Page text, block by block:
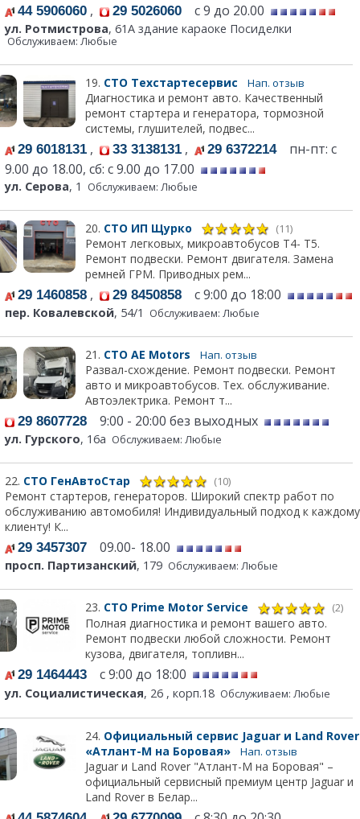
44 5906060 , 29 5026060 с 9 до 20.00
ул. Ротмистрова, 61А здание караоке Посиделки
Обслуживаем: Любые
19. СТО Техстартесервис Нап. отзыв
Диагностика и ремонт авто. Качественный
ремонт стартера и генератора, тормозной
системы, глушителей, подвес...
29 6018131 , 33 3138131 , 29 6372214пн-пт: с
9.00 до 18.00, сб: с 9.00 до 17.00
ул. Серова, 1 Обслуживаем: Любые
20. СТО ИП Щурко (11)
Ремонт легковых, микроавтобусов Т4- Т5.
Ремонт подвески. Ремонт двигателя. Замена
ремней ГРМ. Приводных рем...
29 1460858 , 29 8450858 с 9:00 до 18:00
пер. Ковалевской, 54/1 Обслуживаем: Любые
21. СТО АЕ Моtors Нап. отзыв
Развал-схождение. Ремонт подвески. Ремонт
авто и микроавтобусов. Тех. обслуживание.
Автоэлектрика. Ремонт т...
29 8607728 9:00 - 20:00 без выходных
ул. Гурского, 16а Обслуживаем: Любые
22. СТО ГенАвтоСтар (10)
Ремонт стартеров, генераторов. Широкий спектр работ по
обслуживанию автомобиля! Индивидуальный подход к каждому
клиенту! К...
29 3457307 09.00- 18.00
просп. Партизанский, 179 Обслуживаем: Любые
23. СТО Prime Motor Service (2)
Полная диагностика и ремонт вашего авто.
Ремонт подвески любой сложности. Ремонт
кузова, двигателя, топливн...
29 1464443 с 9:00 до 18:00
ул. Социалистическая, 26 , корп.18 Обслуживаем: Любые
24. Официальный сервис Jaguar и Land Rover
«Атлант-М на Боровая»
Нап. отзыв
Jaguar и Land Rover "Атлант-М на Боровая" –
официальный сервисный премиум центр Jaguar и
Land Rover в Белар...